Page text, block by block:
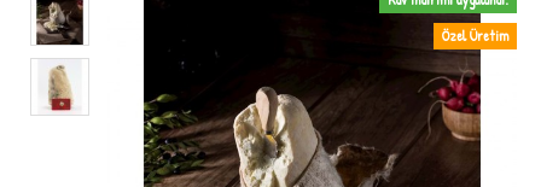
Özel Üretim